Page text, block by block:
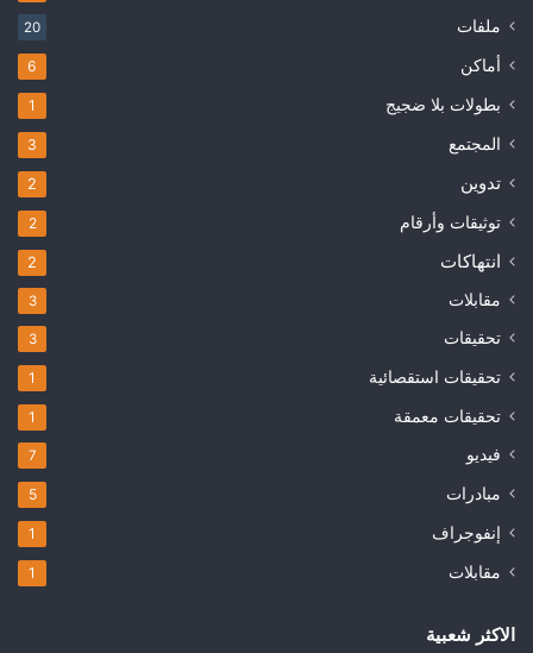
ملفات 20
أماكن 6
بطولات بلا ضجيج 1
المجتمع 3
تدوين 2
توثيقات وأرقام 2
انتهاكات 2
مقابلات 3
تحقيقات 3
تحقيقات استقصائية 1
تحقيقات معمقة 1
فيديو 7
مبادرات 5
إنفوجراف 1
مقابلات 1
الاكثر شعبية